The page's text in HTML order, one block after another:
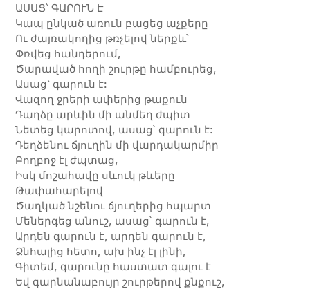
ԱՍԱՑ՝ ԳԱՐՈՒՆ Է
Կապ ընկած առուն բացեց աչքերը
Ու ժայռակողից թռչելով ներքև՝
Փռվեց հանդերում,
Ծարաված հողի շուրթը համբուրեց,
Ասաց՝ գարուն է:
Վազող ջրերի ափերից թաքուն
Դաղձը արևին մի անմեղ ժպիտ
Նետեց կարոտով, ասաց՝ գարուն է:
Դեղձենու ճյուղին մի վարդակարմիր
Բողբոջ էլ ժպտաց,
Իսկ մոշահավը սևուկ թևերը
Թափահարելով
Ծաղկած նշենու ճյուղերից հպարտ
Մեներգեց անուշ, ասաց՝ գարուն է,
Արդեն գարուն է, արդեն գարուն է,
Ձնհալից հետո, ախ ինչ էլ լինի,
Գիտեմ, գարունը հաստատ գալու է
Եվ գարնանաբույր շուրթերով քնքուշ,